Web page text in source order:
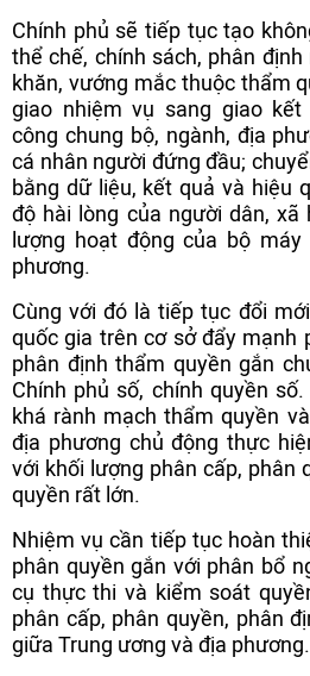
Chính phủ sẽ tiếp tục tạo
thể chế, chính sách, phân
khăn, vướng mắc thuộc thẩm
giao nhiệm vụ sang giao
công chung bộ, ngành, địa
cá nhân người đứng đầu;
bằng dữ liệu, kết quả và hiệu
độ hài lòng của người dân,
lượng hoạt động của bộ
phương.
Cùng với đó là tiếp tục đổi
quốc gia trên cơ sở đẩy mạnh
phân định thẩm quyền gắn
Chính phủ số, chính quyền
khá rành mạch thẩm quyền
địa phương chủ động thực
với khối lượng phân cấp, phân
quyền rất lớn.
Nhiệm vụ cần tiếp tục hoàn
phân quyền gắn với phân bổ
cụ thực thi và kiểm soát
phân cấp, phân quyền, phân
giữa Trung ương và địa phương.